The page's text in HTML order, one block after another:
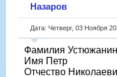
Назаров
Дата: Четверг, 03 Ноября
Фамилия Устюжанин
Имя Петр
Отчество